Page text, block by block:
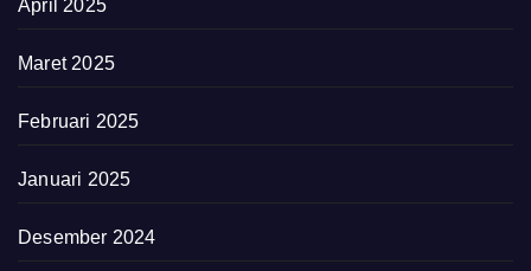
April 2025
Maret 2025
Februari 2025
Januari 2025
Desember 2024